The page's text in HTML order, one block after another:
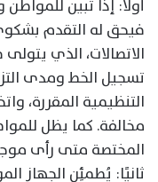
أولًا: إذا تبين
فيحق له التقدم
الاتصالات، الذي
تسجيل الخط ومدى
التنظيمية المقررة،
مخالفة. كما يظل
المختصة متى رأى
ثانيًا: يُطمئِن الجهاز